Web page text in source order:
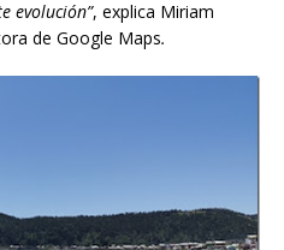
evolución”, explica Miriam
de Google Maps.